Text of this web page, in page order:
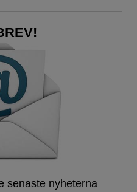
senaste nyheterna